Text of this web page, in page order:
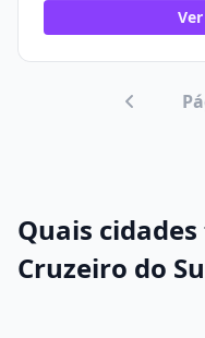
Quais
Cruzeiro do